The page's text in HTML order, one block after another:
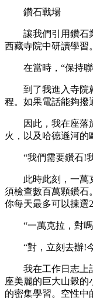
鑽石戰場
讓我們引用鑽石業
西藏寺院中研讀學習
在當時，“保持聯
到了我進入寺院就
程。如果電話能夠撥
因此，我在座落於
火，以及哈德遜河的
“我們需要鑽石!我
此時此刻，一萬克
須檢查數百萬顆鑽石
你每天最多可以揀選
“一萬克拉，對嗎
“對，立刻去辦!今
我在工作日志上記
座美麗的巨大山穀
的密集學習。空性中